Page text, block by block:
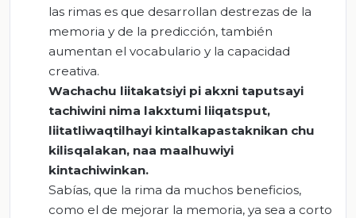
las rimas es que desarrollan destrezas de la
memoria y de la predicción, también
aumentan el vocabulario y la capacidad
creativa.
Wachachu liitakatsiyi pi akxni taputsayi
tachiwini nima lakxtumi liiqatsput,
liitatliwaqtilhayi kintalkapastaknikan chu
kilisqalakan, naa maalhuwiyi
kintachiwinkan.
Sabías, que la rima da muchos beneficios,
como el de mejorar la memoria, ya sea a corto